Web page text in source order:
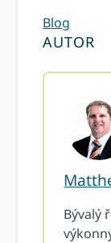
Blog
AUTOR
Bývalý